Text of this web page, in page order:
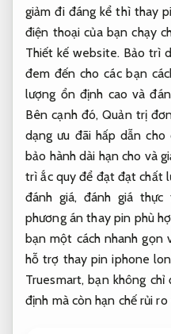
giảm đi đáng kể thì thay
điện thoại của bạn chạy
Thiết kế website. Bảo trì
đem đến cho các bạn
lượng ổn định cao và
Bên cạnh đó,Quản trị
dạng ưu đãi hấp dẫn cho
bảo hành dài hạn cho và
trì ắc quy để đạt đạt chất
đánh giá, đánh giá
phương án thay pin phù
bạn một cách nhanh gọn
hỗ trợ thay pin iphone
Truesmart, bạn không
định mà còn hạn chế rủi